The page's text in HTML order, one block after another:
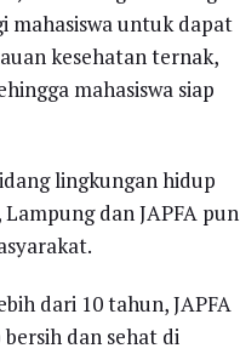
mahasiswa untuk dapat
kesehatan ternak,
mahasiswa siap
lingkungan hidup
dan JAPFA pun
dari 10 tahun, JAPFA
dan sehat di